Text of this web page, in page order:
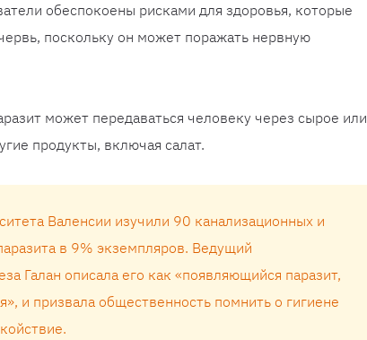
обеспокоены рисками для здоровья, которые
поскольку он может поражать нервную
может передаваться человеку через сырое или
продукты, включая салат.
Валенсии изучили 90 канализационных и
в 9% экземпляров. Ведущий
​​Галан описала его как «появляющийся паразит,
и призвала общественность помнить о гигиене